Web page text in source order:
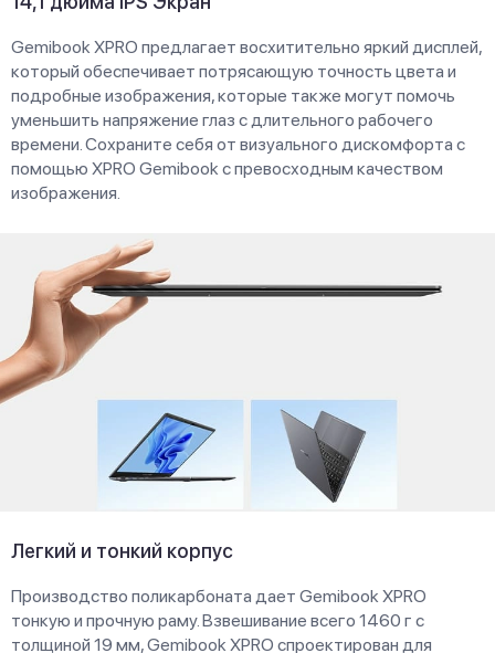
Gemibook XPRO предлагает восхитительно яркий дисплей,
который обеспечивает потрясающую точность цвета и
подробные изображения, которые также могут помочь
уменьшить напряжение глаз с длительного рабочего
времени. Сохраните себя от визуального дискомфорта с
помощью XPRO Gemibook с превосходным качеством
изображения.
Легкий и тонкий корпус
Производство поликарбоната дает Gemibook XPRO
тонкую и прочную раму. Взвешивание всего 1460 г с
толщиной 19 мм, Gemibook XPRO спроектирован для